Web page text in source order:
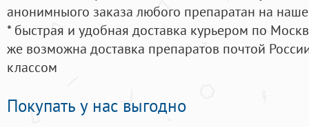
анонимныого заказа любого препаратан на
* быстрая и удобная доставка курьером по
же возможна доставка препаратов почтой
классом
Покупать у нас выгодно